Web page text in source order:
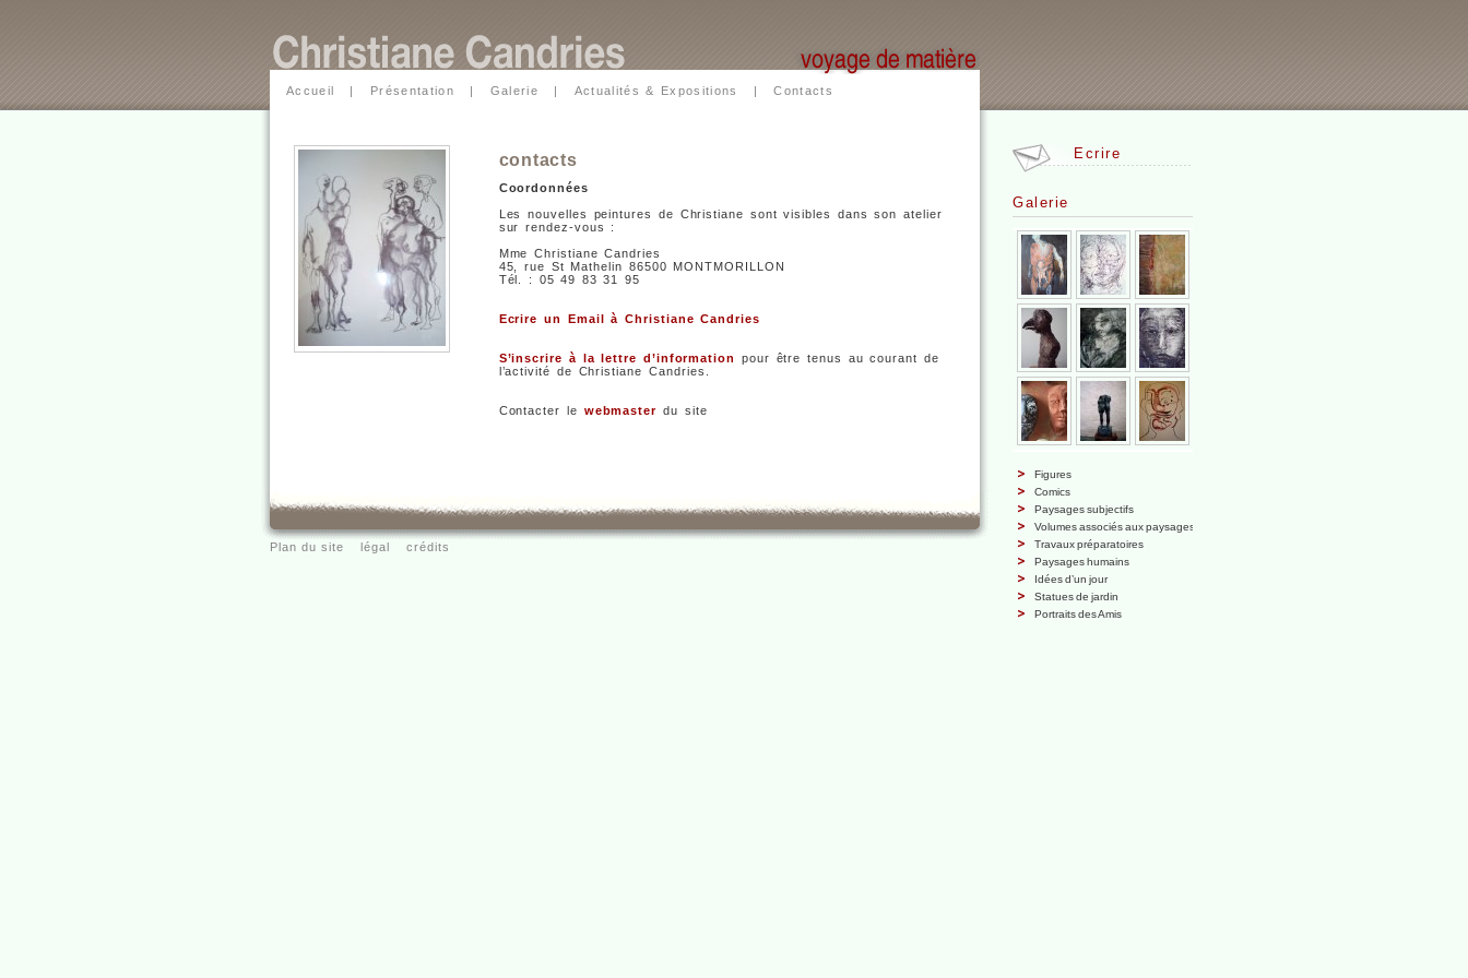
Accueil | Présentation | Galerie | Actualités & Expositions |Contacts
contacts
Coordonnées
Les nouvelles peintures de Christiane sont visibles dans son atelier
sur rendez-vous :
Mme Christiane Candries
45, rue St Mathelin 86500 MONTMORILLON
Tél. : 05 49 83 31 95
Ecrire un Email à Christiane Candries
S’inscrire à la lettre d’information
pour être tenus au courant de
l’activité de Christiane Candries.
Contacter le webmaster du site
Plan du site légal crédits
Ecrire
Galerie
Figures
Comics
Paysages subjectifs
Volumes associés aux paysages
Travaux préparatoires
Paysages humains
Idées d’un jour
Statues de jardin
Portraits des Amis